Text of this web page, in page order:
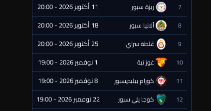
7 ريزة سبور 11 أكتوبر 2026 - 20:00
8 ألانيا سبور 18 أكتوبر 2026 - 20:00
9 غلطة سراي 25 أكتوبر 2026 - 20:00
10 غوز تبة 1 نوفمبر 2026 - 19:00
11 كورام بيليديسبور 8 نوفمبر 2026 - 19:00
12 كوجا يلي سبور 22 نوفمبر 2026 - 19:00